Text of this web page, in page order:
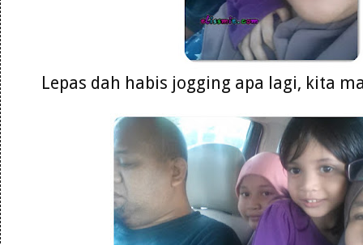
Lepas dah habis jogging apa lagi, kita